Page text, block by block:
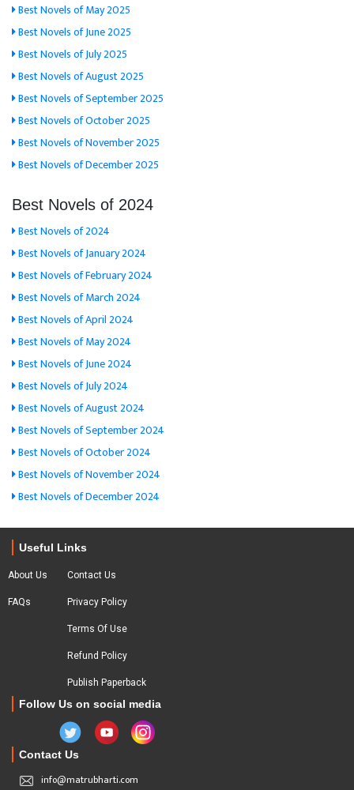
Best Novels of May 2025
Best Novels of June 2025
Best Novels of July 2025
Best Novels of August 2025
Best Novels of September 2025
Best Novels of October 2025
Best Novels of November 2025
Best Novels of December 2025
Best Novels of 2024
Best Novels of 2024
Best Novels of January 2024
Best Novels of February 2024
Best Novels of March 2024
Best Novels of April 2024
Best Novels of May 2024
Best Novels of June 2024
Best Novels of July 2024
Best Novels of August 2024
Best Novels of September 2024
Best Novels of October 2024
Best Novels of November 2024
Best Novels of December 2024
Useful Links
About Us
FAQs
Contact Us
Privacy Policy
Terms Of Use
Refund Policy
Publish Paperback
Follow Us on social media
Contact Us
info@matrubharti.com